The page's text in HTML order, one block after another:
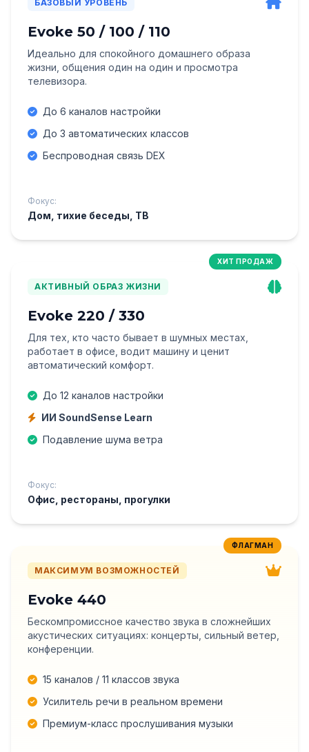
БАЗОВЫЙ УРОВЕНЬ
Evoke 50 / 100 / 110
Идеально для спокойного домашнего образа
жизни, общения один на один и просмотра
телевизора.
До 6 каналов настройки
До 3 автоматических классов
Беспроводная связь DEX
Фокус:
Дом, тихие беседы, ТВ
ХИТ ПРОДАЖ
АКТИВНЫЙ ОБРАЗ ЖИЗНИ
Evoke 220 / 330
Для тех, кто часто бывает в шумных местах,
работает в офисе, водит машину и ценит
автоматический комфорт.
До 12 каналов настройки
ИИ SoundSense Learn
Подавление шума ветра
Фокус:
Офис, рестораны, прогулки
ФЛАГМАН
МАКСИМУМ ВОЗМОЖНОСТЕЙ
Evoke 440
Бескомпромиссное качество звука в сложнейших
акустических ситуациях: концерты, сильный ветер,
конференции.
15 каналов / 11 классов звука
Усилитель речи в реальном времени
Премиум-класс прослушивания музыки